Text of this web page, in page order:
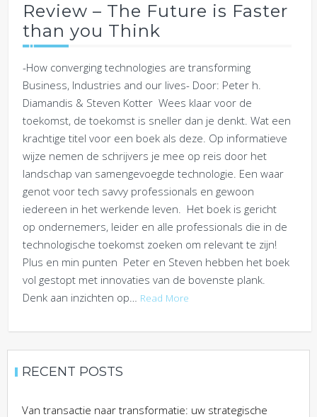
Review – The Future is Faster
than you Think
-How converging technologies are transforming
Business, Industries and our lives- Door: Peter h.
Diamandis & Steven Kotter Wees klaar voor de
toekomst, de toekomst is sneller dan je denkt. Wat een
krachtige titel voor een boek als deze. Op informatieve
wijze nemen de schrijvers je mee op reis door het
landschap van samengevoegde technologie. Een waar
genot voor tech savvy professionals en gewoon
iedereen in het werkende leven. Het boek is gericht
op ondernemers, leider en alle professionals die in de
technologische toekomst zoeken om relevant te zijn!
Plus en min punten Peter en Steven hebben het boek
vol gestopt met innovaties van de bovenste plank.
Denk aan inzichten op… Read More
RECENT POSTS
Van transactie naar transformatie: uw strategische